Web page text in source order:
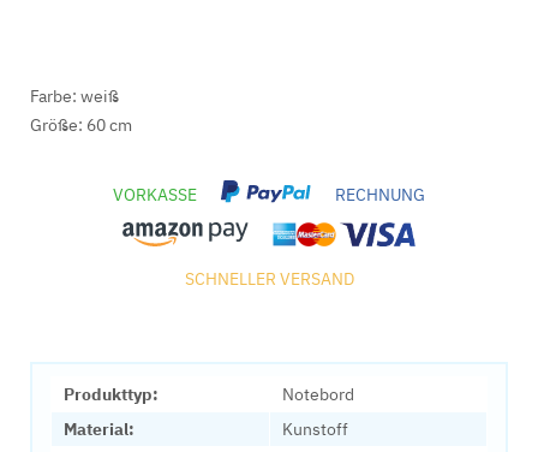
Farbe: weiß
Größe: 60 cm
VORKASSE RECHNUNG
SCHNELLER VERSAND
Produkttyp:
Notebord
Material:
Kunstoff